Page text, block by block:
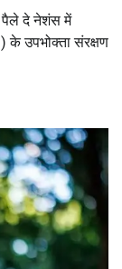
पैले दे नेशंस में
के उपभोक्ता संरक्षण